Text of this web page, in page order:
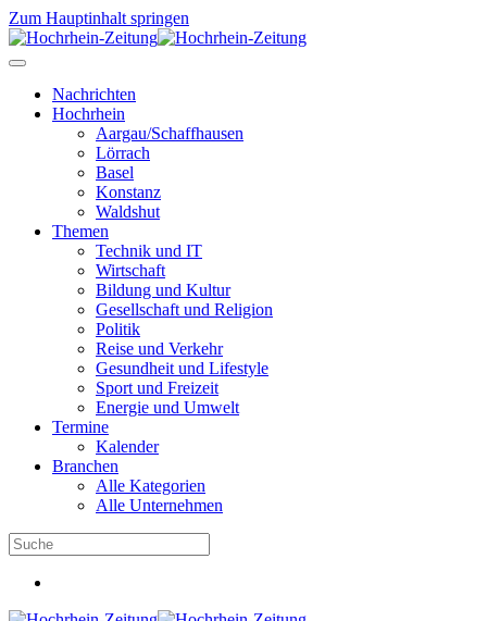
Zum Hauptinhalt springen
Nachrichten
Hochrhein
Aargau/Schaffhausen
Lörrach
Basel
Konstanz
Waldshut
Themen
Technik und IT
Wirtschaft
Bildung und Kultur
Gesellschaft und Religion
Politik
Reise und Verkehr
Gesundheit und Lifestyle
Sport und Freizeit
Energie und Umwelt
Termine
Kalender
Branchen
Alle Kategorien
Alle Unternehmen